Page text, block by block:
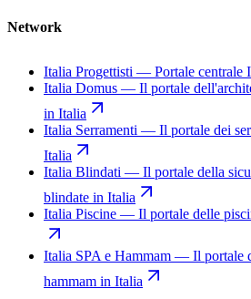
Network
Italia Progettisti — Portale centrale
Italia Domus — Il portale
in Italia
Italia Serramenti — Il portale dei
Italia
Italia Blindati — Il portale della
blindate in Italia
Italia Piscine — Il portale delle
Italia SPA e Hammam — Il portale
hammam in Italia